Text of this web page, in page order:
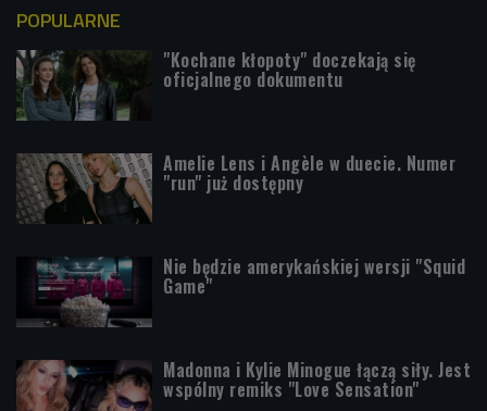
POPULARNE
"Kochane kłopoty" doczekają się
oficjalnego dokumentu
Amelie Lens i Angèle w duecie. Numer
"run" już dostępny
Nie będzie amerykańskiej wersji "Squid
Game"
Madonna i Kylie Minogue łączą siły. Jest
wspólny remiks "Love Sensation"